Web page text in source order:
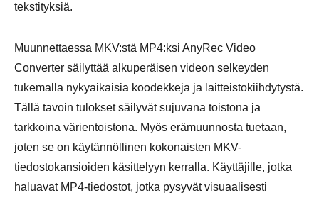
tekstityksiä.
Muunnettaessa MKV:stä MP4:ksi AnyRec Video
Converter säilyttää alkuperäisen videon selkeyden
tukemalla nykyaikaisia koodekkeja ja laitteistokiihdytystä.
Tällä tavoin tulokset säilyvät sujuvana toistona ja
tarkkoina värientoistona. Myös erämuunnosta tuetaan,
joten se on käytännöllinen kokonaisten MKV-
tiedostokansioiden käsittelyyn kerralla. Käyttäjille, jotka
haluavat MP4-tiedostot, jotka pysyvät visuaalisesti